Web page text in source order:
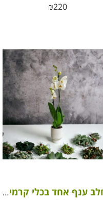
₪220
סחלב ענף אחד בכלי קרמיקה מהודר ואלגנטי